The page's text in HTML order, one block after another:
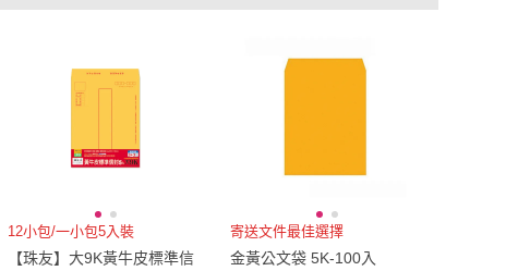
有影片
商品有量 電視購物
盤
列
12小包/一小包5入裝
【珠友】大9K黃牛皮標準信
寄送文件最佳選擇
金黃公文袋 5K-100入